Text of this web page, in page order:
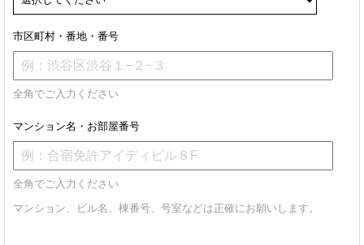
市区町村・番地・番号
全角でご入力ください
マンション名・お部屋番号
全角でご入力ください
マンション、ビル名、棟番号、号室などは正確にお願いします。